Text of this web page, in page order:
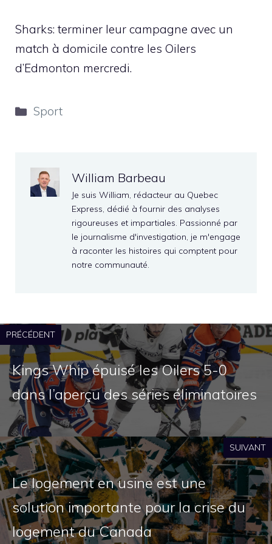
Sharks: terminer leur campagne avec un
match à domicile contre les Oilers
d’Edmonton mercredi.
Catégories
Sport
William Barbeau
Je suis William, rédacteur au Quebec
Express, dédié à fournir des analyses
rigoureuses et impartiales. Passionné par
le journalisme d'investigation, je m'engage
à raconter les histoires qui comptent pour
notre communauté.
PRÉCÉDENT
Kings Whip épuisé les Oilers 5-0
dans l’aperçu des séries éliminatoires
SUIVANT
Le logement en usine est une
solution importante pour la crise du
logement du Canada